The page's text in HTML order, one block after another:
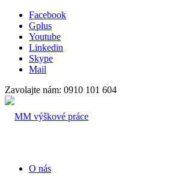
Facebook
Gplus
Youtube
Linkedin
Skype
Mail
Zavolajte nám: 0910 101 604
O nás